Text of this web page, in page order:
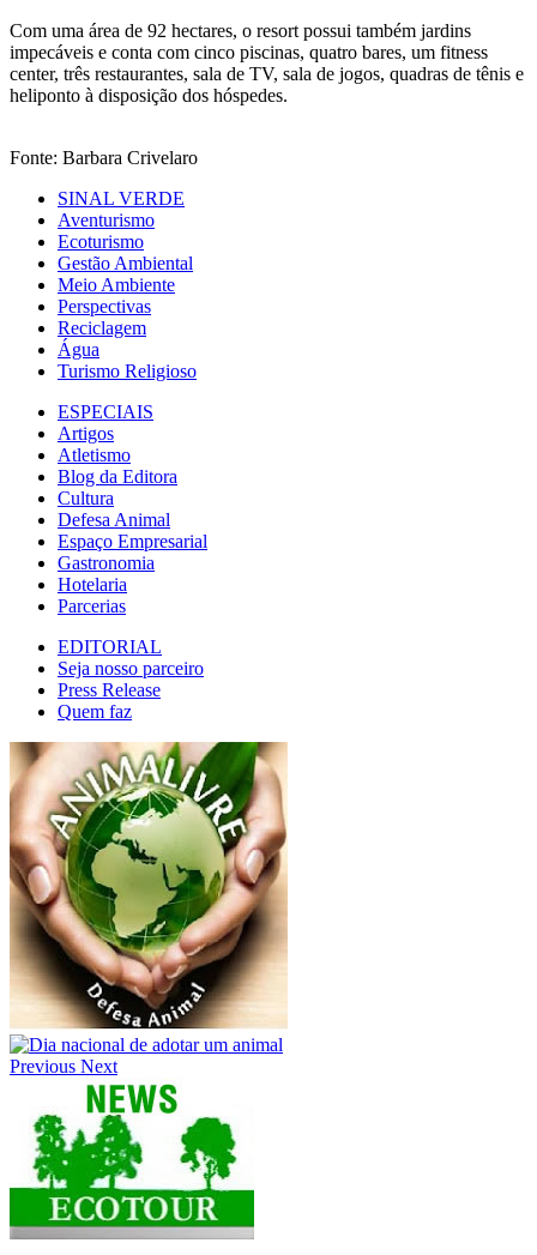
Com uma área de 92 hectares, o resort possui também jardins
impecáveis e conta com cinco piscinas, quatro bares, um fitness
center, três restaurantes, sala de TV, sala de jogos, quadras de tênis e
heliponto à disposição dos hóspedes.
Fonte: Barbara Crivelaro
SINAL VERDE
Aventurismo
Ecoturismo
Gestão Ambiental
Meio Ambiente
Perspectivas
Reciclagem
Água
Turismo Religioso
ESPECIAIS
Artigos
Atletismo
Blog da Editora
Cultura
Defesa Animal
Espaço Empresarial
Gastronomia
Hotelaria
Parcerias
EDITORIAL
Seja nosso parceiro
Press Release
Quem faz
Previous Next